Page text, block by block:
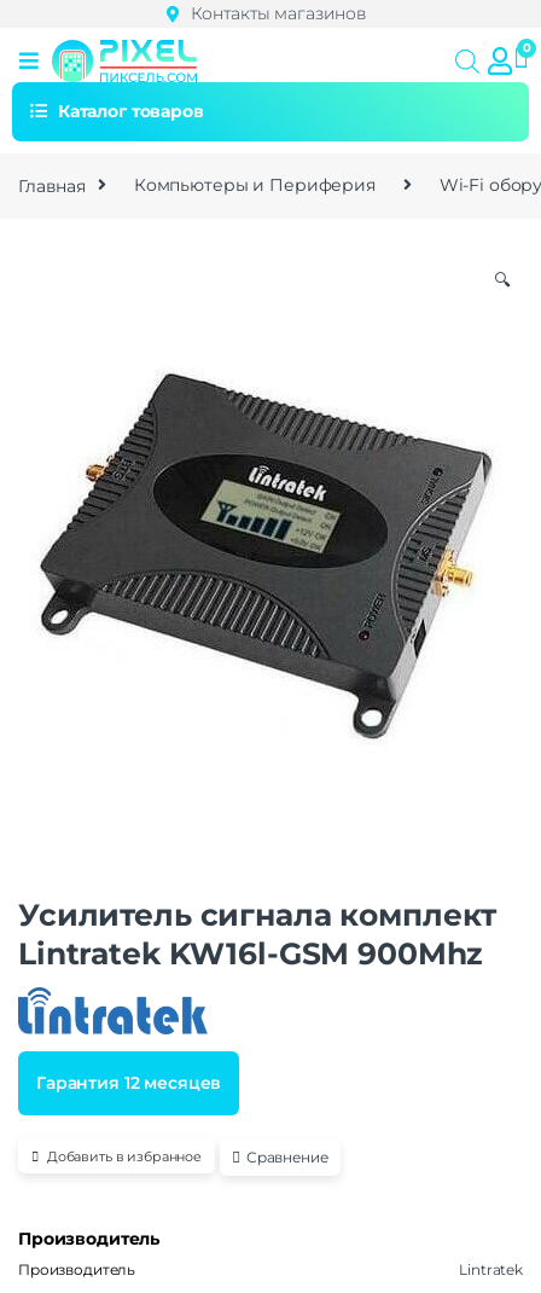
Контакты магазинов
Каталог товаров
Главная Компьютеры и Периферия Wi-Fi
🔍
Усилитель сигнала комплект
Lintratek KW16l-GSM 900Mhz
Гарантия 12 месяцев
Добавить в избранное Сравнение
Производитель
Производитель Lintratek